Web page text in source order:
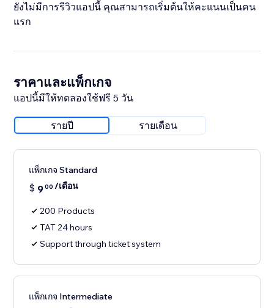
ยังไม่มีการรีวิวแอปนี้ คุณสามารถเริ่มต้นให้คะแนนเป็นคน
แรก
ราคาและแพ็กเกจ
แอปนี้มีให้ทดลองใช้ฟรี 5 วัน
รายปี รายเดือน
แพ็กเกจ Standard
$ 900 /เดือน
200 Products
TAT 24 hours
Support through ticket system
แพ็กเกจ Intermediate